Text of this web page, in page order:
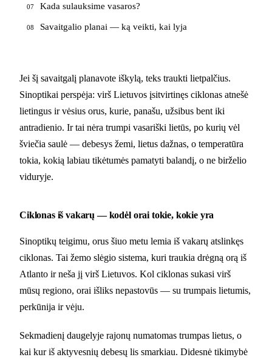
07 Kada sulauksime vasaros?
08 Savaitgalio planai — ką veikti, kai lyja
Jei šį savaitgalį planavote iškylą, teks traukti lietpalčius.
Sinoptikai perspėja: virš Lietuvos įsitvirtinęs ciklonas atnešė
lietingus ir vėsius orus, kurie, panašu, užsibus bent iki
antradienio. Ir tai nėra trumpi vasariški lietūs, po kurių vėl
šviečia saulė — debesys žemi, lietus dažnas, o temperatūra
tokia, kokią labiau tikėtumės pamatyti balandį, o ne birželio
viduryje.
Ciklonas iš vakarų — kodėl orai tokie, kokie yra
Sinoptikų teigimu, orus šiuo metu lemia iš vakarų atslinkęs
ciklonas. Tai žemo slėgio sistema, kuri traukia drėgną orą iš
Atlanto ir neša jį virš Lietuvos. Kol ciklonas sukasi virš
mūsų regiono, orai išliks nepastovūs — su trumpais lietumis,
perkūnija ir vėju.
Sekmadienį daugelyje rajonų numatomas trumpas lietus, o
kai kur iš aktyvesnių debesų lis smarkiau. Didesnė tikimybė